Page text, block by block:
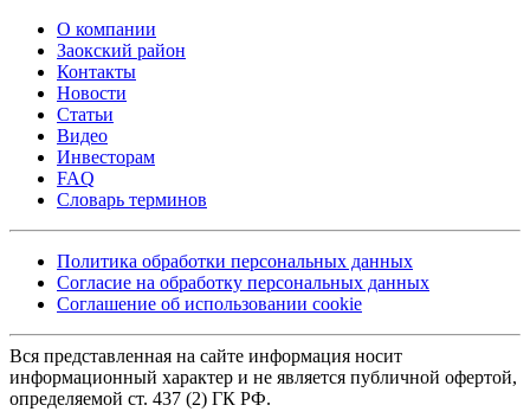
О компании
Заокский район
Контакты
Новости
Статьи
Видео
Инвесторам
FAQ
Словарь терминов
Политика обработки персональных данных
Согласие на обработку персональных данных
Соглашение об использовании cookie
Вся представленная на сайте информация носит
информационный характер и не является публичной офертой,
определяемой ст. 437 (2) ГК РФ.